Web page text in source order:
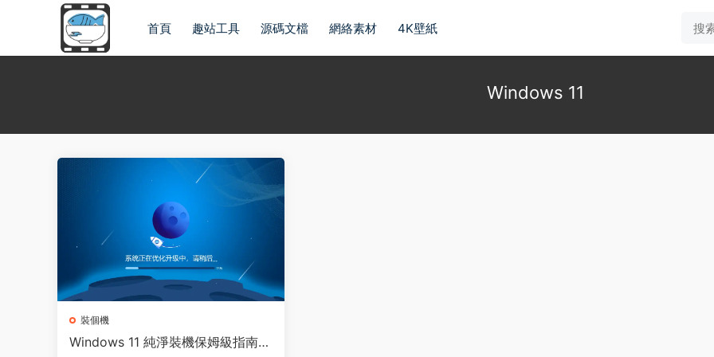
首頁 趣站工具 源碼文檔 網絡素材 4K壁紙
Windows 11
裝個機
Windows 11 純淨裝機保姆級指南